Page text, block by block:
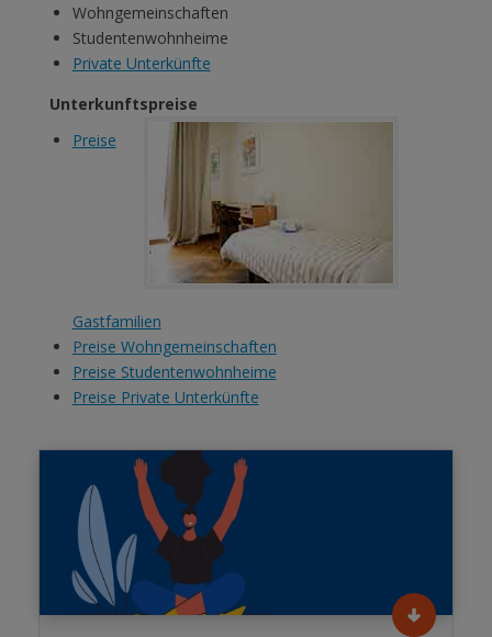
Wohngemeinschaften
Studentenwohnheime
Private Unterkünfte
Unterkunftspreise
Preise
Gastfamilien
Preise Wohngemeinschaften
Preise Studentenwohnheime
Preise Private Unterkünfte